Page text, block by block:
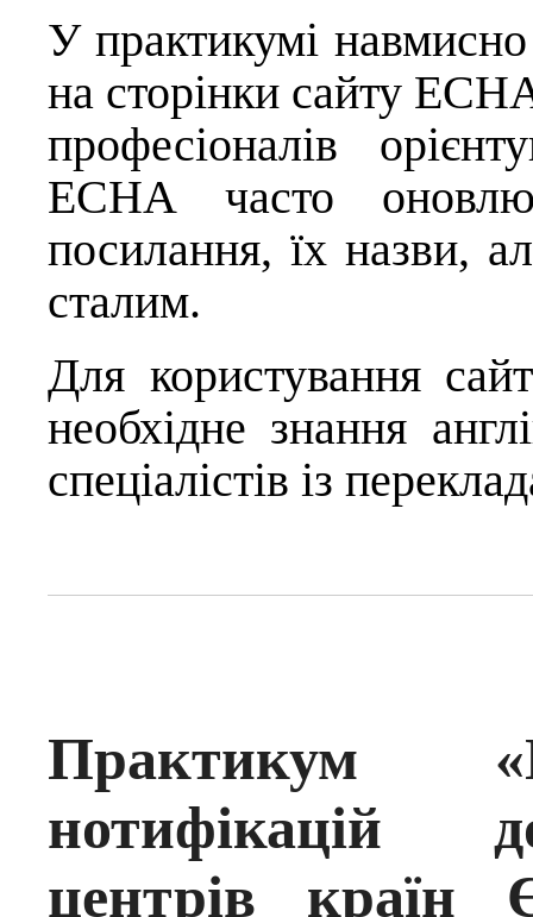
У практикумі
на сторінки сайту
професіоналів
ЕСНА часто
посилання, їх назви,
сталим.
Для користування
необхідне знання
спеціалістів із
Практикум
нотифікацій
центрів країн